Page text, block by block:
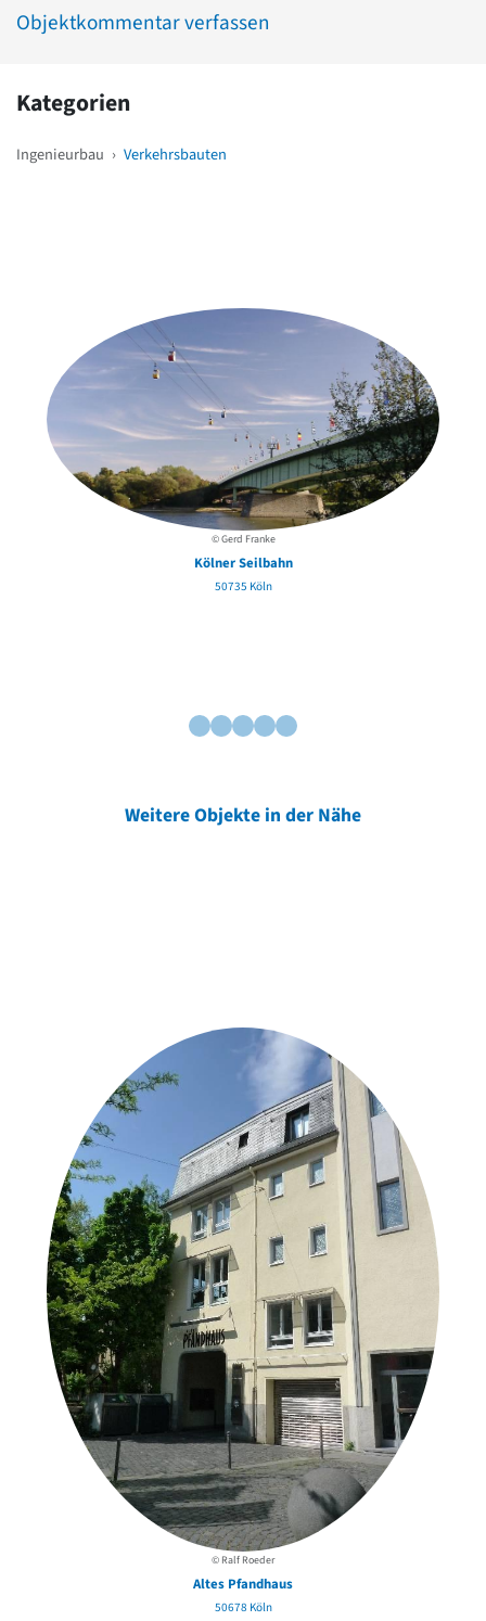
Objektkommentar verfassen
Kategorien
Ingenieurbau › Verkehrsbauten
© Gerd Franke
Kölner Seilbahn
50735 Köln
Weitere Objekte in der Nähe
© Ralf Roeder
Altes Pfandhaus
50678 Köln